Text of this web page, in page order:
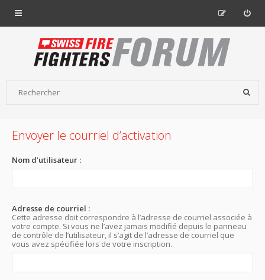
Envoyer le courriel d’activation
Nom d’utilisateur :
Adresse de courriel :
Cette adresse doit correspondre à l’adresse de courriel associée à
votre compte. Si vous ne l’avez jamais modifié depuis le panneau
de contrôle de l’utilisateur, il s’agit de l’adresse de courriel que
vous avez spécifiée lors de votre inscription.